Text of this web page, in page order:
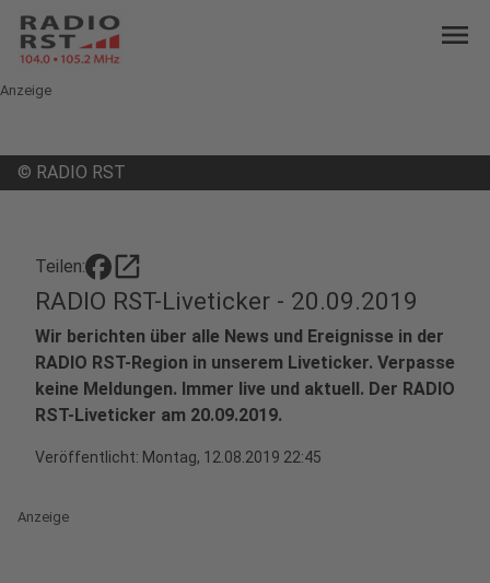
menu
Anzeige
© RADIO RST
Teilen: open_in_new
RADIO RST-Liveticker - 20.09.2019
Wir berichten über alle News und Ereignisse in der
RADIO RST-Region in unserem Liveticker. Verpasse
keine Meldungen. Immer live und aktuell. Der RADIO
RST-Liveticker am 20.09.2019.
Veröffentlicht: Montag, 12.08.2019 22:45
Anzeige